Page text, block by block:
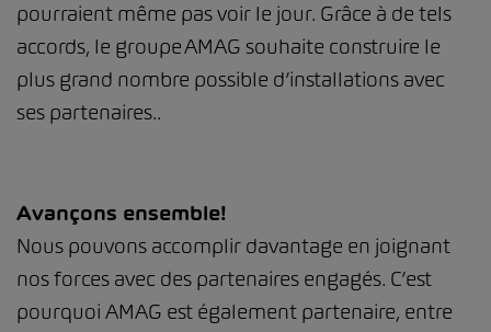
pourraient même pas voir le jour. Grâce à de tels
accords, le groupe AMAG souhaite construire le
plus grand nombre possible d’installations avec
ses partenaires..
Avançons ensemble!
Nous pouvons accomplir davantage en joignant
nos forces avec des partenaires engagés. C’est
pourquoi AMAG est également partenaire, entre